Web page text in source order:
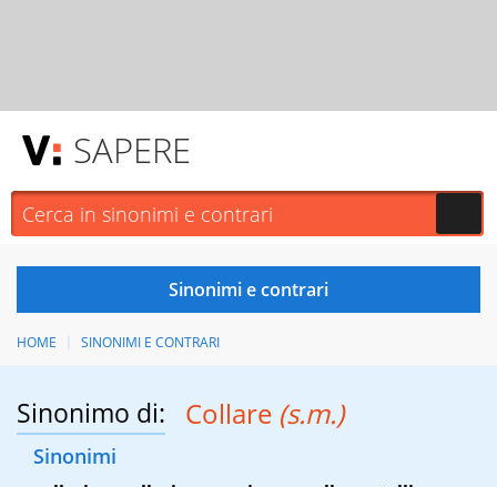
SAPERE
HOME SINONIMI E CONTRARI
Sinonimo di: Collare (s.m.)
Sinonimi